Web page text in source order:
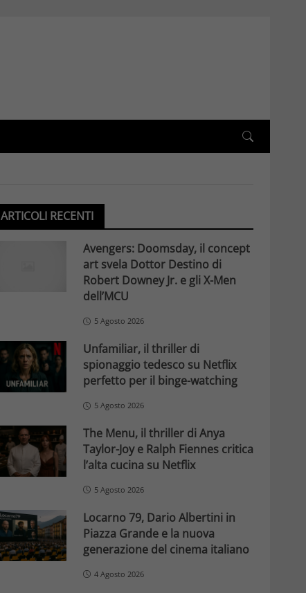
ARTICOLI RECENTI
Avengers: Doomsday, il concept
art svela Dottor Destino di
Robert Downey Jr. e gli X-Men
dell’MCU
5 Agosto 2026
Unfamiliar, il thriller di
spionaggio tedesco su Netflix
perfetto per il binge-watching
5 Agosto 2026
The Menu, il thriller di Anya
Taylor-Joy e Ralph Fiennes critica
l’alta cucina su Netflix
5 Agosto 2026
Locarno 79, Dario Albertini in
Piazza Grande e la nuova
generazione del cinema italiano
4 Agosto 2026